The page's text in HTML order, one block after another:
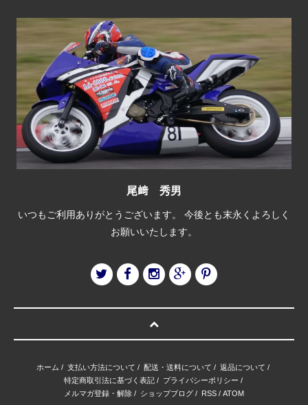
尾﨑 秀男
いつもご利用ありがとうございます。 今後とも末永くよろしく
お願いいたします。
ホーム / 支払い方法について / 配送・送料について / 返品について /
特定商取引法に基づく表記/ プライバシーポリシー /
メルマガ登録・解除 / ショップブログ / RSS / ATOM